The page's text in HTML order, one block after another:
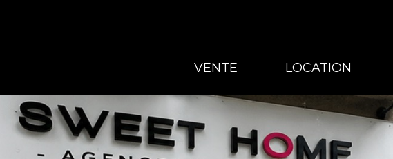
VENTE LOCATION
VENTE
LOCATION